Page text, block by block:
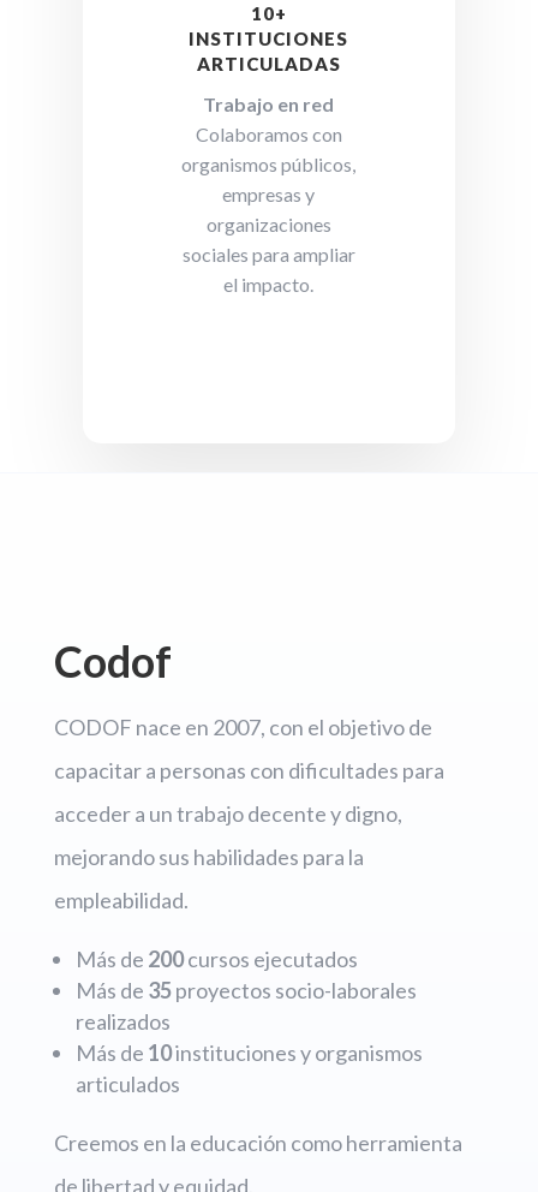
10+
INSTITUCIONES
ARTICULADAS
Trabajo en red
Colaboramos con
organismos públicos,
empresas y
organizaciones
sociales para ampliar
el impacto.
Codof
CODOF nace en 2007, con el objetivo de
capacitar a personas con dificultades para
acceder a un trabajo decente y digno,
mejorando sus habilidades para la
empleabilidad.
Más de 200cursos ejecutados
Más de 35proyectos socio-laborales
realizados
Más de 10instituciones y organismos
articulados
Creemos en la educación como herramienta
de libertad y equidad.